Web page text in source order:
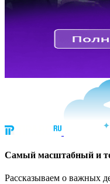
Cамый масштабный и
Рассказываем о важных